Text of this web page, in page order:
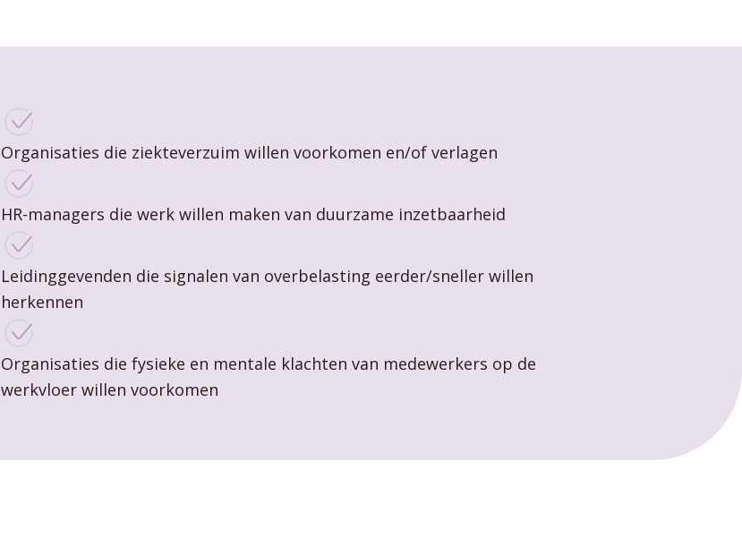
Organisaties die ziekteverzuim willen voorkomen en/of verlagen
HR-managers die werk willen maken van duurzame inzetbaarheid
Leidinggevenden die signalen van overbelasting eerder/sneller willen
herkennen
Organisaties die fysieke en mentale klachten van medewerkers op de
werkvloer willen voorkomen